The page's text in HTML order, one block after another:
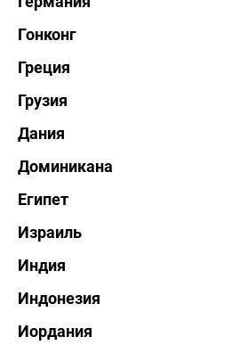
Гонконг
Греция
Грузия
Дания
Доминикана
Египет
Израиль
Индия
Индонезия
Иордания